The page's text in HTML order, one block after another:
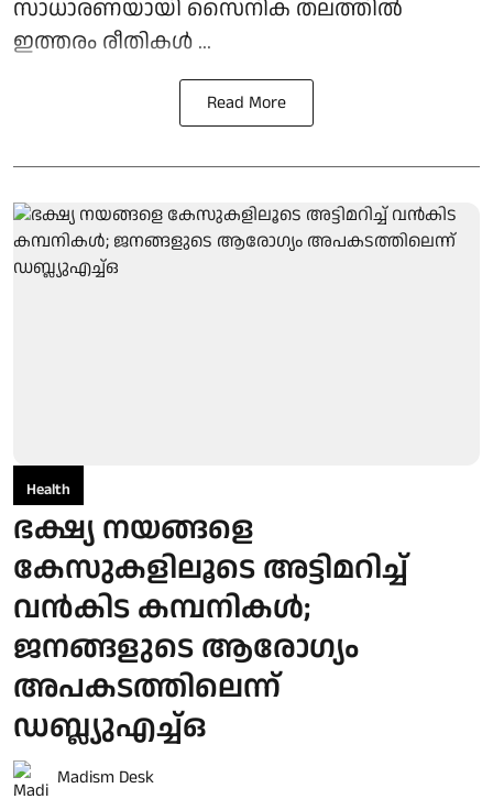
സാധാരണയായി സൈനിക തലത്തിൽ
ഇത്തരം രീതികൾ ...
Read More
Health
ഭക്ഷ്യ നയങ്ങളെ
കേസുകളിലൂടെ അട്ടിമറിച്ച്
വൻകിട കമ്പനികൾ;
ജനങ്ങളുടെ ആരോഗ്യം
അപകടത്തിലെന്ന്
ഡബ്ല്യുഎച്ച്ഒ
Madism Desk